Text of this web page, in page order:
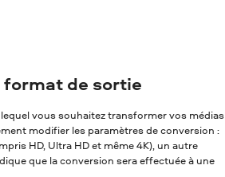
format de sortie
vous souhaitez transformer vos médias
modifier les paramètres de conversion :
HD, Ultra HD et même 4K), un autre
que la conversion sera effectuée à une